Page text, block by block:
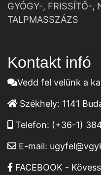
GYÓGY-, FRISSÍTŐ-,
TALPMASSZÁZS
Kontakt infó
Vedd fel velünk a
Székhely: 1141
Telefon: (+36-1)
E-mail:
FACEBOOK -